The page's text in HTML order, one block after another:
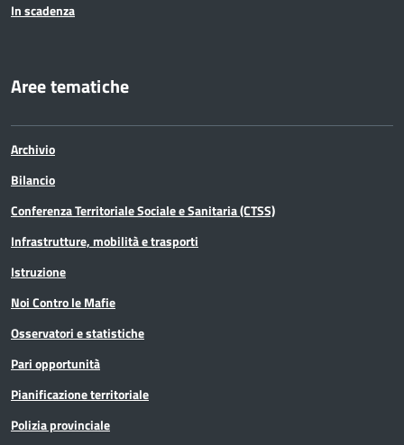
In scadenza
Aree tematiche
Archivio
Bilancio
Conferenza Territoriale Sociale e Sanitaria (CTSS)
Infrastrutture, mobilità e trasporti
Istruzione
Noi Contro le Mafie
Osservatori e statistiche
Pari opportunità
Pianificazione territoriale
Polizia provinciale